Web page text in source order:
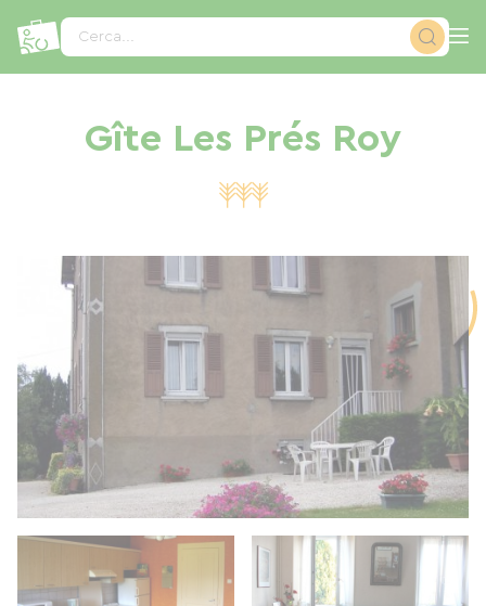
Cerca...
Gîte Les Prés Roy
Pannello di gestione dei cookies